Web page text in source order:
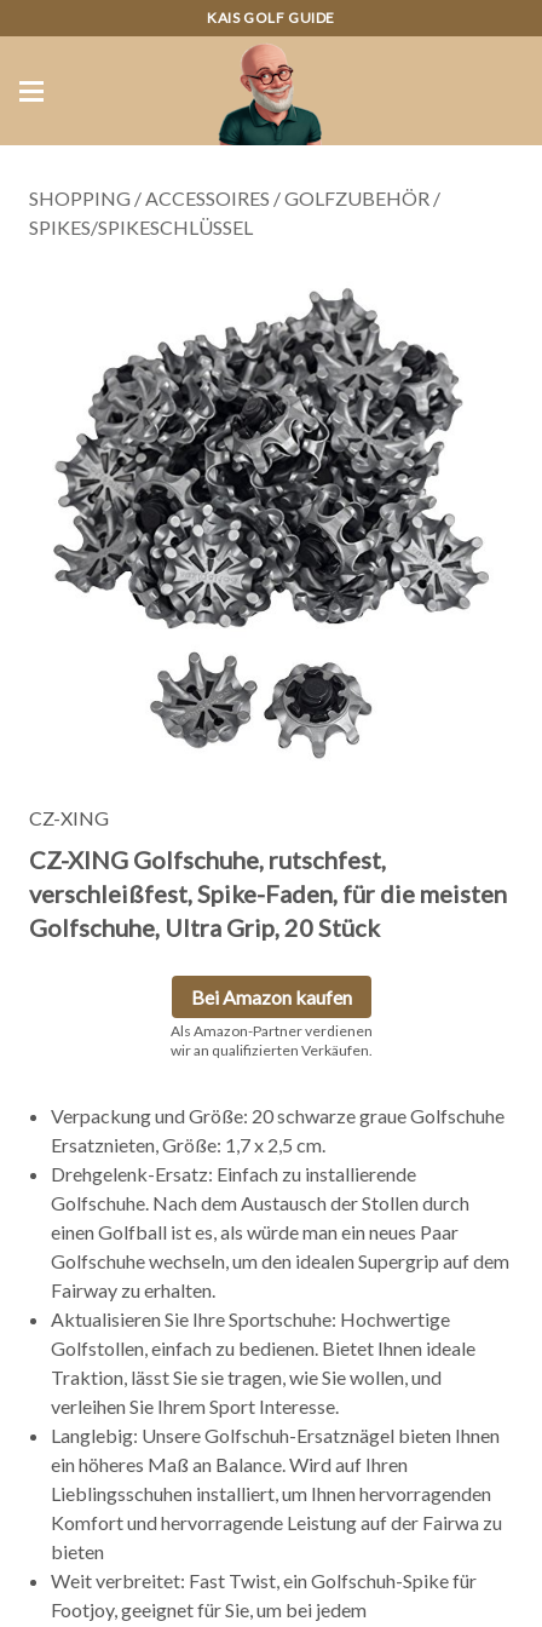
KAIS GOLF GUIDE
SHOPPING /ACCESSOIRES /GOLFZUBEHÖR /
SPIKES/SPIKESCHLÜSSEL
CZ-XING
CZ-XING Golfschuhe, rutschfest,
verschleißfest, Spike-Faden, für die meisten
Golfschuhe, Ultra Grip, 20 Stück
Bei Amazon kaufen
Als Amazon-Partner verdienen
wir an qualifizierten Verkäufen.
Verpackung und Größe: 20 schwarze graue Golfschuhe
Ersatznieten, Größe: 1,7 x 2,5 cm.
Drehgelenk-Ersatz: Einfach zu installierende
Golfschuhe. Nach dem Austausch der Stollen durch
einen Golfball ist es, als würde man ein neues Paar
Golfschuhe wechseln, um den idealen Supergrip auf dem
Fairway zu erhalten.
Aktualisieren Sie Ihre Sportschuhe: Hochwertige
Golfstollen, einfach zu bedienen. Bietet Ihnen ideale
Traktion, lässt Sie sie tragen, wie Sie wollen, und
verleihen Sie Ihrem Sport Interesse.
Langlebig: Unsere Golfschuh-Ersatznägel bieten Ihnen
ein höheres Maß an Balance. Wird auf Ihren
Lieblingsschuhen installiert, um Ihnen hervorragenden
Komfort und hervorragende Leistung auf der Fairwa zu
bieten
Weit verbreitet: Fast Twist, ein Golfschuh-Spike für
Footjoy, geeignet für Sie, um bei jedem